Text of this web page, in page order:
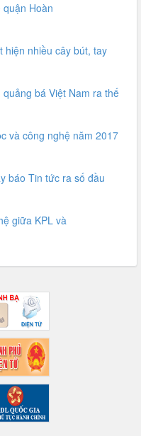
Hoàn
hiện nhiều cây bút, tay
bá Việt Nam ra thế
và công nghệ năm 2017
báo Tin tức ra số đầu
giữa KPL và